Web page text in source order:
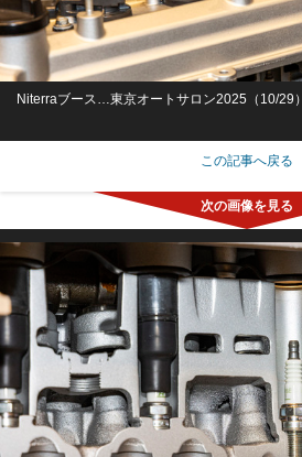
Niterraブース…東京オートサロン2025（10/29）
この記事へ戻る